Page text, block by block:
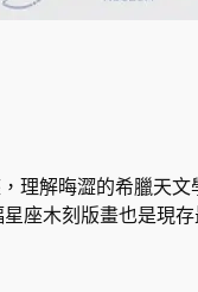
理解晦澀的希臘天文
座木刻版畫也是現存